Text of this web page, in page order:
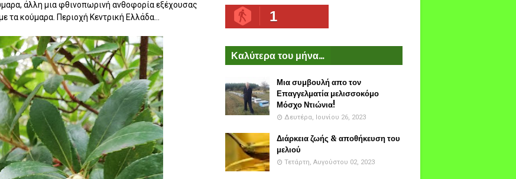
άλλη μια φθινοπωρινή ανθοφορία εξέχουσας
τα κούμαρα. Περιοχή Κεντρική Ελλάδα...
1
Καλύτερα του μήνα...
Μια συμβουλή απο τον
Επαγγελματία μελισσοκόμο
Μόσχο Ντιώνια!
Δευτέρα, Ιουνίου 26, 2023
Διάρκεια ζωής & αποθήκευση του
μελιού
Τετάρτη, Αυγούστου 02, 2023